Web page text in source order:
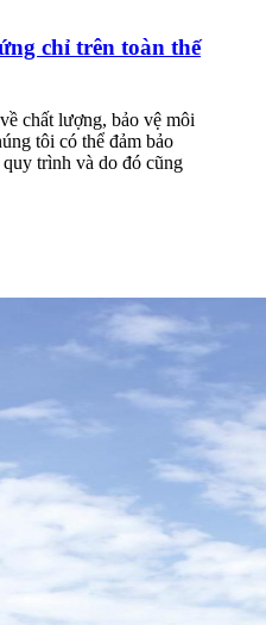
chỉ trên toàn thế
chất lượng, bảo vệ môi
tôi có thể đảm bảo
trình và do đó cũng